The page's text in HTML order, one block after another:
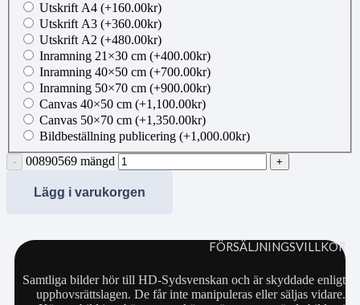
Utskrift A4 (+160.00kr)
Utskrift A3 (+360.00kr)
Utskrift A2 (+480.00kr)
Inramning 21×30 cm (+400.00kr)
Inramning 40×50 cm (+700.00kr)
Inramning 50×70 cm (+900.00kr)
Canvas 40×50 cm (+1,100.00kr)
Canvas 50×70 cm (+1,350.00kr)
Bildbeställning publicering (+1,000.00kr)
00890569 mängd
Lägg i varukorgen
FÖRSÄLJNINGSVILLKOR
Samtliga bilder hör till HD-Sydsvenskan och är skyddade enligt
upphovsrättslagen. De får inte manipuleras eller säljas vidare.